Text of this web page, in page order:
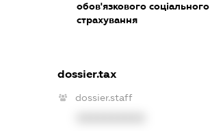
обов'язкового соціального
страхування
dossier.tax
dossier.staff